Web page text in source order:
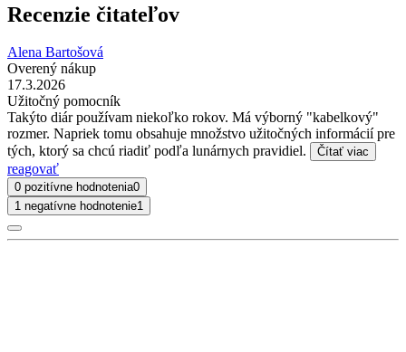
Recenzie čitateľov
Alena Bartošová
Overený nákup
17.3.2026
Užitočný pomocník
Takýto diár používam niekoľko rokov. Má výborný "kabelkový"
rozmer. Napriek tomu obsahuje množstvo užitočných informácií pre
tých, ktorý sa chcú riadiť podľa lunárnych pravidiel.
Čítať viac
reagovať
0 pozitívne hodnotenia0
1 negatívne hodnotenie1